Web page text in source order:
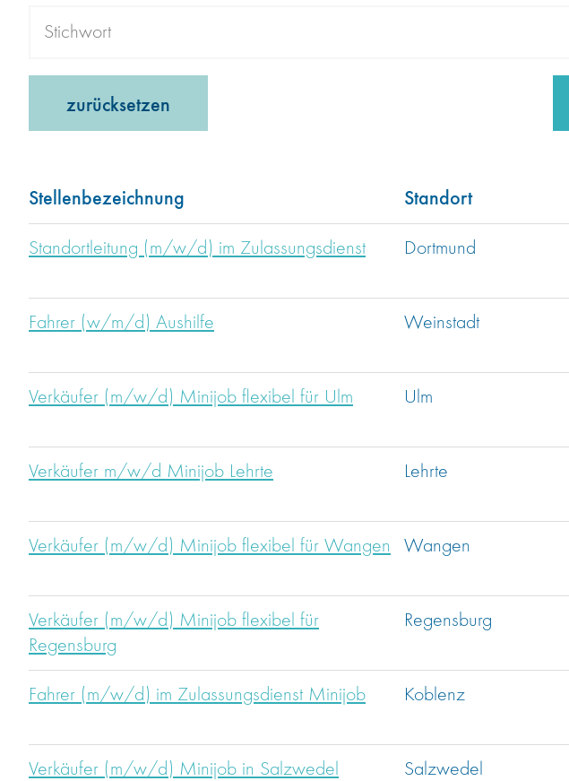
zurücksetzen
Stellenbezeichnung Standort
Standortleitung (m/w/d) im Zulassungsdienst Dortmund
Fahrer (w/m/d) Aushilfe Weinstadt
Verkäufer (m/w/d) Minijob flexibel für Ulm Ulm
Verkäufer m/w/d Minijob Lehrte Lehrte
Verkäufer (m/w/d) Minijob flexibel für Wangen Wangen
Verkäufer (m/w/d) Minijob flexibel für
Regensburg
Regensburg
Fahrer (m/w/d) im Zulassungsdienst Minijob Koblenz
Verkäufer (m/w/d) Minijob in Salzwedel Salzwedel